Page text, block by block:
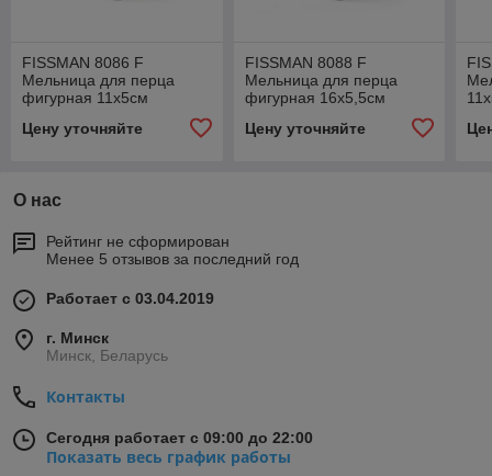
FISSMAN 8086 F
Мельница для перца
фигурная 11x5см
нерж.сталь) Дания
Цену уточняйте
FISSMAN 8088 F
Мельница для перца
фигурная 16x5,5см
нерж.сталь) Дания
Цену уточняйте
О нас
Рейтинг не сформирован
Менее 5 отзывов за последний год
Работает с 03.04.2019
г. Минск
Минск, Беларусь
Контакты
Сегодня работает с 09:00 до 22:00
Показать весь график работы